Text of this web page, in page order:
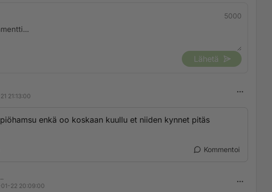
5000
Lähetä
21:13:00
enkä oo koskaan kuullu et niiden kynnet pitäs
Kommentoi
22 20:09:00